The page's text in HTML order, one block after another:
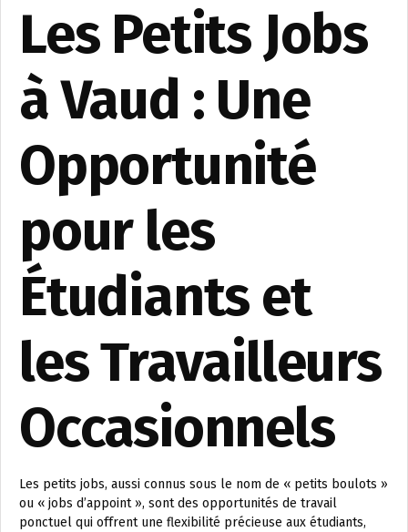
Les Petits Jobs
à Vaud : Une
Opportunité
pour les
Étudiants et
les Travailleurs
Occasionnels
Les petits jobs, aussi connus sous le nom de « petits boulots »
ou « jobs d’appoint », sont des opportunités de travail
ponctuel qui offrent une flexibilité précieuse aux étudiants,